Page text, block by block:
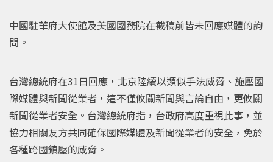
中國駐華府大使館及美國國務院在截稿前皆未回應媒體的詢
問。
台灣總統府在31日回應，北京陸續以類似手法威脅、施壓國
際媒體與新聞從業者，這不僅攸關新聞與言論自由，更攸關
新聞從業者安全。台灣總統府指，台政府高度重視此事，並
協力相關友方共同確保國際媒體及新聞從業者的安全，免於
各種跨國鎮壓的威脅。